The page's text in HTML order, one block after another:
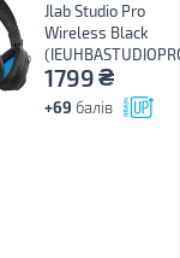
Jlab Studio Pro
Wireless Black
1799₴
+69 балів